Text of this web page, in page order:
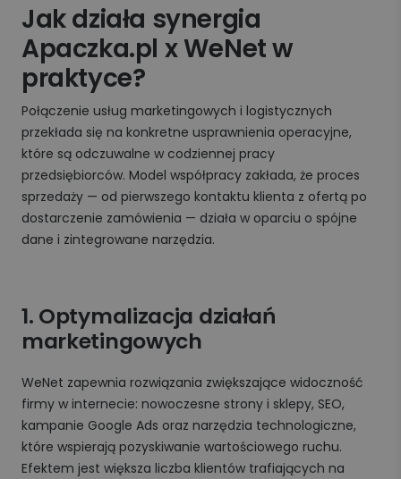
Jak działa synergia
Apaczka.pl x WeNet w
praktyce?
Połączenie usług marketingowych i logistycznych
przekłada się na konkretne usprawnienia operacyjne,
które są odczuwalne w codziennej pracy
przedsiębiorców. Model współpracy zakłada, że proces
sprzedaży — od pierwszego kontaktu klienta z ofertą po
dostarczenie zamówienia — działa w oparciu o spójne
dane i zintegrowane narzędzia.
1. Optymalizacja działań
marketingowych
WeNet zapewnia rozwiązania zwiększające widoczność
firmy w internecie: nowoczesne strony i sklepy, SEO,
kampanie Google Ads oraz narzędzia technologiczne,
które wspierają pozyskiwanie wartościowego ruchu.
Efektem jest większa liczba klientów trafiających na